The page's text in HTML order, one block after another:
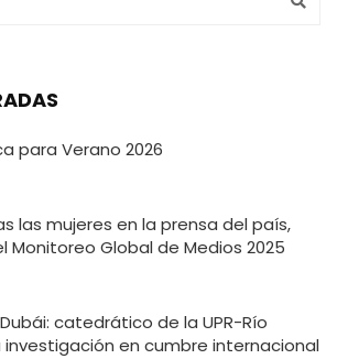
para Verano 2026
las mujeres en la prensa del país,
Monitoreo Global de Medios 2025
catedrático de la UPR-Río
en cumbre internacional